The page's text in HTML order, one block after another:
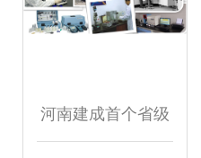
河南建成首个省级